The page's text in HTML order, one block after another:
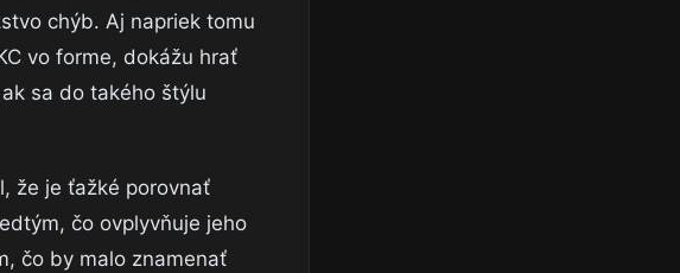
chýb. Aj napriek tomu
vo forme, dokážu hrať
sa do takého štýlu
že je ťažké porovnať
čo ovplyvňuje jeho
čo by malo znamenať